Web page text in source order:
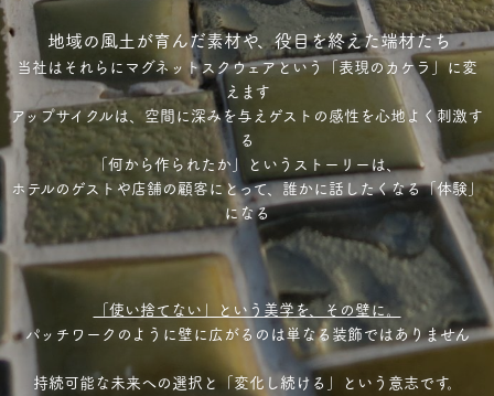
地域の風土が育んだ素材や、役目を終えた端材たち
当社はそれらにマグネットスクウェアという「表現のカケラ」に変
えます
アップサイクルは、空間に深みを与えゲストの感性を心地よく刺激す
る
「何から作られたか」というストーリーは、
ホテルのゲストや店舗の顧客にとって、誰かに話したくなる「体験」
になる
「使い捨てない」という美学を、その壁に。
パッチワークのように壁に広がるのは単なる装飾ではありません
持続可能な未来への選択と「変化し続ける」という意志です。